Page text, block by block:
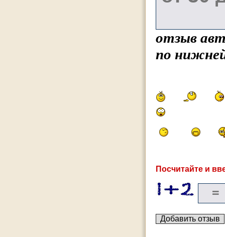
отзыв
по
Посчитайте и